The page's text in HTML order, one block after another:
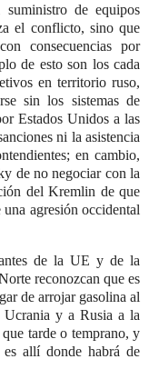
de equipos
el conflicto, sino que
consecuencias por
de esto son los cada
en territorio ruso,
sin los sistemas de
Estados Unidos a las
ni la asistencia
en cambio,
de no negociar con la
del Kremlin de que
agresión occidental
de la UE y de la
reconozcan que es
de arrojar gasolina al
Ucrania y a Rusia a la
tarde o temprano, y
allí donde habrá de